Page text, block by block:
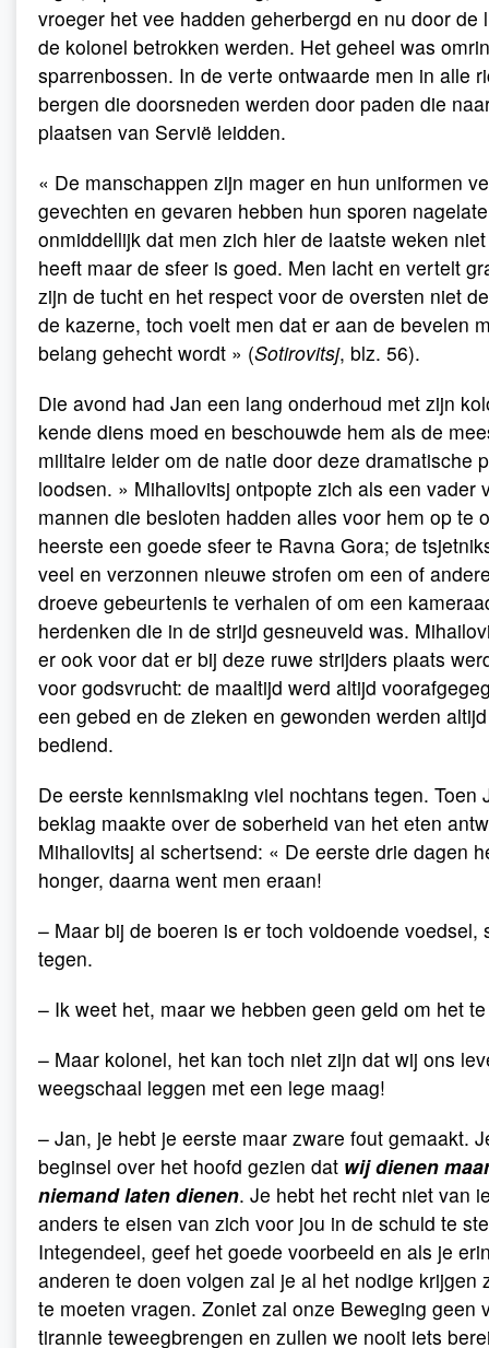
vroeger het vee hadden geherbergd en nu door de
de kolonel betrokken werden. Het geheel was
sparrenbossen. In de verte ontwaarde men in alle
bergen die doorsneden werden door paden die
plaatsen van Servië leidden.
« De manschappen zijn mager en hun uniformen
gevechten en gevaren hebben hun sporen
onmiddellijk dat men zich hier de laatste weken
heeft maar de sfeer is goed. Men lacht en vertelt
zijn de tucht en het respect voor de oversten niet
de kazerne, toch voelt men dat er aan de bevelen
belang gehecht wordt » (Sotirovitsj, blz. 56).
Die avond had Jan een lang onderhoud met zijn
kende diens moed en beschouwde hem als de
militaire leider om de natie door deze dramatische
loodsen. » Mihailovitsj ontpopte zich als een vader
mannen die besloten hadden alles voor hem op te
heerste een goede sfeer te Ravna Gora; de
veel en verzonnen nieuwe strofen om een of
droeve gebeurtenis te verhalen of om een
herdenken die in de strijd gesneuveld was.
er ook voor dat er bij deze ruwe strijders plaats
voor godsvrucht: de maaltijd werd altijd
een gebed en de zieken en gewonden werden
bediend.
De eerste kennismaking viel nochtans tegen. Toen
beklag maakte over de soberheid van het eten
Mihailovitsj al schertsend: « De eerste drie dagen
honger, daarna went men eraan!
– Maar bij de boeren is er toch voldoende voedsel,
tegen.
– Ik weet het, maar we hebben geen geld om het
– Maar kolonel, het kan toch niet zijn dat wij ons
weegschaal leggen met een lege maag!
– Jan, je hebt je eerste maar zware fout gemaakt.
beginsel over het hoofd gezien dat wij dienen
niemand laten dienen. Je hebt het recht niet van
anders te eisen van zich voor jou in de schuld te
Integendeel, geef het goede voorbeeld en als je
anderen te doen volgen zal je al het nodige krijgen
te moeten vragen. Zoniet zal onze Beweging geen
tirannie teweegbrengen en zullen we nooit iets